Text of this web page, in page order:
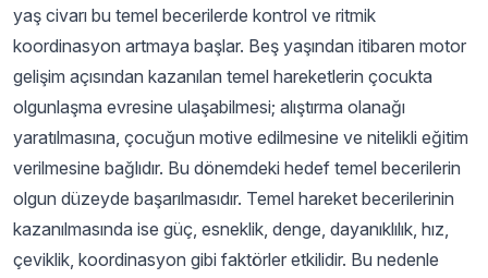
yaş civarı bu temel becerilerde kontrol ve ritmik
koordinasyon artmaya başlar. Beş yaşından itibaren motor
gelişim açısından kazanılan temel hareketlerin çocukta
olgunlaşma evresine ulaşabilmesi; alıştırma olanağı
yaratılmasına, çocuğun motive edilmesine ve nitelikli eğitim
verilmesine bağlıdır. Bu dönemdeki hedef temel becerilerin
olgun düzeyde başarılmasıdır. Temel hareket becerilerinin
kazanılmasında ise güç, esneklik, denge, dayanıklılık, hız,
çeviklik, koordinasyon gibi faktörler etkilidir. Bu nedenle